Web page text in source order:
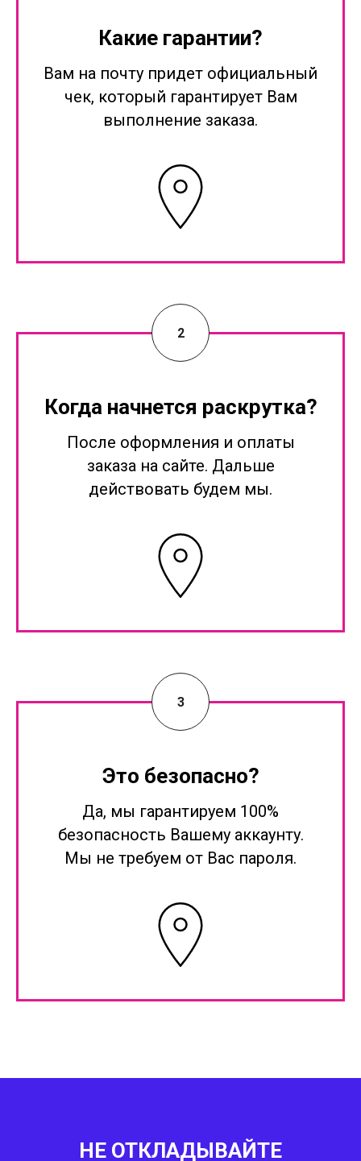
Какие гарантии?
Вам на почту придет официальный
чек, который гарантирует Вам
выполнение заказа.
Когда начнется раскрутка?
После оформления и оплаты
заказа на сайте. Дальше
действовать будем мы.
Это безопасно?
Да, мы гарантируем 100%
безопасность Вашему аккаунту.
Мы не требуем от Вас пароля.
НЕ ОТКЛАДЫВАЙТЕ